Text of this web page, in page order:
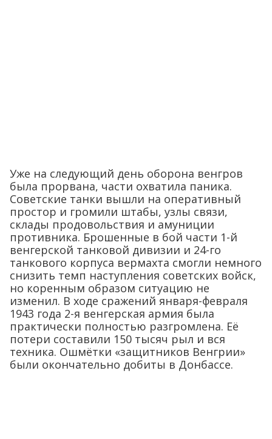
Уже на следующий день оборона венгров
была прорвана, части охватила паника.
Советские танки вышли на оперативный
простор и громили штабы, узлы связи,
склады продовольствия и амуниции
противника. Брошенные в бой части 1-й
венгерской танковой дивизии и 24-го
танкового корпуса вермахта смогли немного
снизить темп наступления советских войск,
но коренным образом ситуацию не
изменил. В ходе сражений января-февраля
1943 года 2-я венгерская армия была
практически полностью разгромлена. Её
потери составили 150 тысяч рыл и вся
техника. Ошмётки «защитников Венгрии»
были окончательно добиты в Донбассе.